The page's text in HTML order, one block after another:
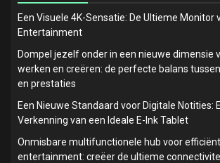
Een Visuele 4K-Sensatie: De Ultieme Monitor
Entertainment
Dompel jezelf onder in een nieuwe dimensie
werken en creëren: de perfecte balans
en prestaties
Een Nieuwe Standaard voor Digitale Notities:
Verkenning van een Ideale E-Ink Tablet
Onmisbare multifunctionele hub voor
entertainment: creëer de ultieme